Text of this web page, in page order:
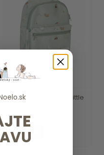
Detský batoh Farma Little